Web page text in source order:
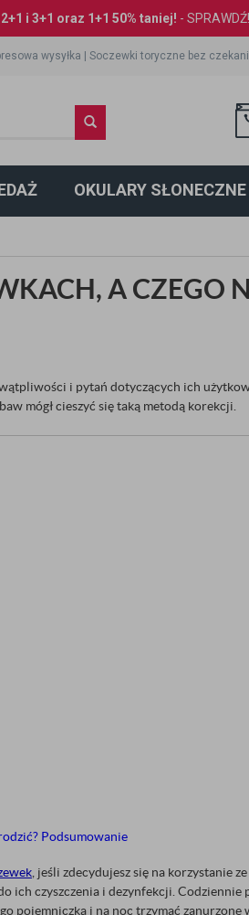
i 3+1 oraz 1+1 50% taniej! - SPRAWDŹ!
wysyłka |Soczewki toryczne bez
OKULARY SŁONECZNE
A CZEGO
i pytań dotyczących ich
mógł cieszyć się taką metodą korekcji.
Podsumowanie
, jeśli zdecydujesz się na korzystanie
ich czyszczenia i dezynfekcji. Codziennie
pojemniczka i na noc trzymać